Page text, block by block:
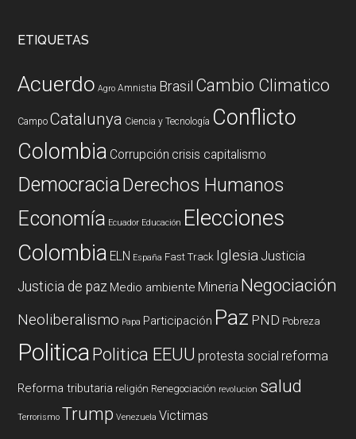
ETIQUETAS
Acuerdo Agro Amnistia Brasil Cambio Climatico
Campo Catalunya Ciencia y Tecnología Conflicto
Colombia Corrupción crisis capitalismo
DemocraciaDerechos Humanos
Economía Ecuador Educación Elecciones
Colombia ELN España Fast Track Iglesia Justicia
Justicia de paz Medio ambiente Mineria Negociación
Neoliberalismo Papa Participación Paz PND Pobreza
PoliticaPolitica EEUU protesta social reforma
Reforma tributaria religión Renegociación revolucion salud
Terrorismo Trump Venezuela Victimas